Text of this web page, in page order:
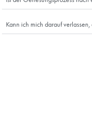
um die besten
ausgeben und ein
und